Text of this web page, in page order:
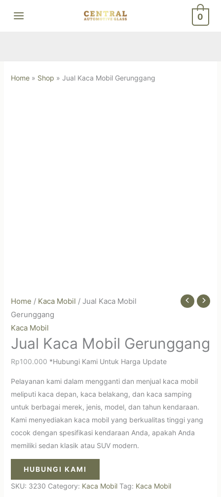
0
Home» Shop » Jual Kaca Mobil Gerunggang
Home / Kaca Mobil / Jual Kaca Mobil
Gerunggang
Kaca Mobil
Jual Kaca Mobil Gerunggang
Rp100.000 *Hubungi Kami Untuk Harga Update
Pelayanan kami dalam mengganti dan menjual kaca mobil
meliputi kaca depan, kaca belakang, dan kaca samping
untuk berbagai merek, jenis, model, dan tahun kendaraan.
Kami menyediakan kaca mobil yang berkualitas tinggi yang
cocok dengan spesifikasi kendaraan Anda, apakah Anda
memiliki sedan klasik atau SUV modern.
HUBUNGI KAMI
SKU: 3230 Category: Kaca Mobil Tag: Kaca Mobil